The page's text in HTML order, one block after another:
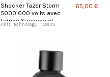
Shocker Tazer Storm
5000 000 volts avec
Lampe Sacoche et
Alarme
Akis Technology 100139
65,00 €